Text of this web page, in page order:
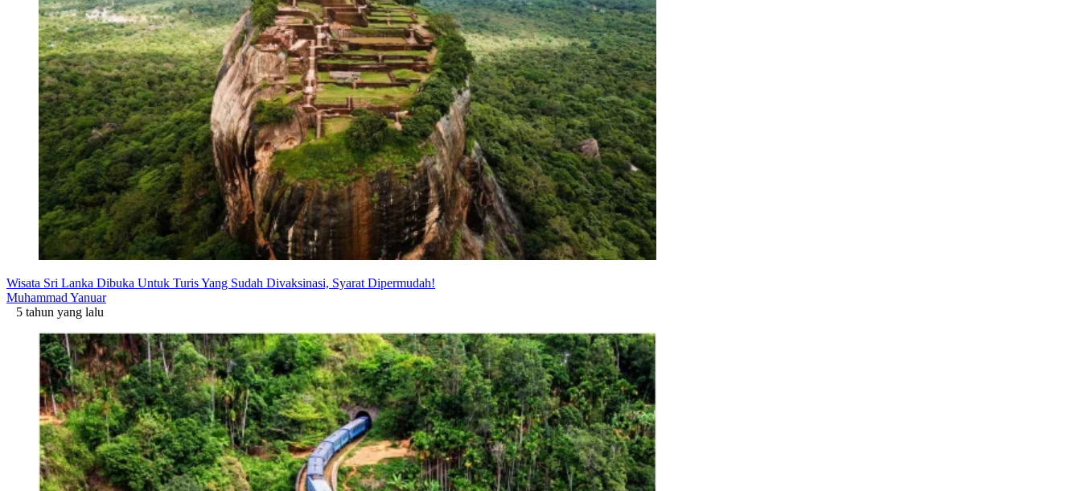
Wisata Sri Lanka Dibuka Untuk Turis Yang Sudah Divaksinasi, Syarat Dipermudah!
Muhammad Yanuar
5 tahun yang lalu